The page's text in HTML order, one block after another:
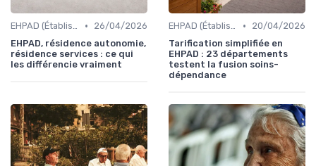
EHPAD (Établissements d'Hébergement pour Personnes Âgées Dépendantes) •
26/04/2026
EHPAD, résidence autonomie,
résidence services : ce qui
les différencie vraiment
EHPAD (Établissements d'Hébergement pour Personnes Âgées Dépendantes) •
20/04/2026
Tarification simplifiée en
EHPAD : 23 départements
testent la fusion soins-
dépendance